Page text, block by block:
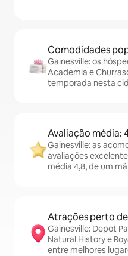
Comodidades
Gainesville: os
Academia e
temporada nesta
Avaliação média:
Gainesville: as
avaliações
média 4,8, de um
Atrações perto
Gainesville: Depot
Natural History e
entre melhores